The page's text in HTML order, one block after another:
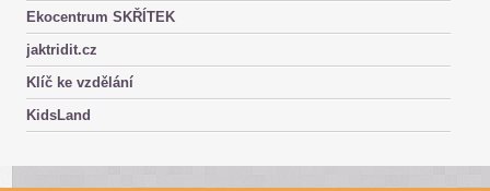
Ekocentrum SKŘÍTEK
jaktridit.cz
Klíč ke vzdělání
KidsLand